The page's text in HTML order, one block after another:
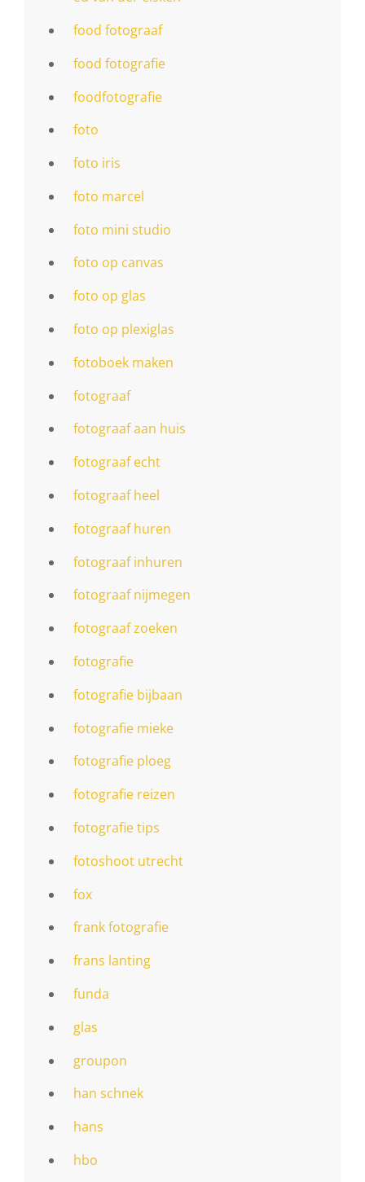
food fotograaf
food fotografie
foodfotografie
foto
foto iris
foto marcel
foto mini studio
foto op canvas
foto op glas
foto op plexiglas
fotoboek maken
fotograaf
fotograaf aan huis
fotograaf echt
fotograaf heel
fotograaf huren
fotograaf inhuren
fotograaf nijmegen
fotograaf zoeken
fotografie
fotografie bijbaan
fotografie mieke
fotografie ploeg
fotografie reizen
fotografie tips
fotoshoot utrecht
fox
frank fotografie
frans lanting
funda
glas
groupon
han schnek
hans
hbo